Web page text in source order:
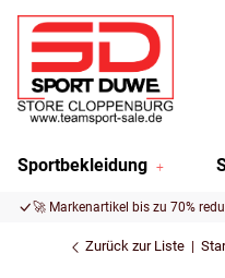
Sportbekleidung
🚀 Markenartikel bis zu 70%
Zurück zur Liste